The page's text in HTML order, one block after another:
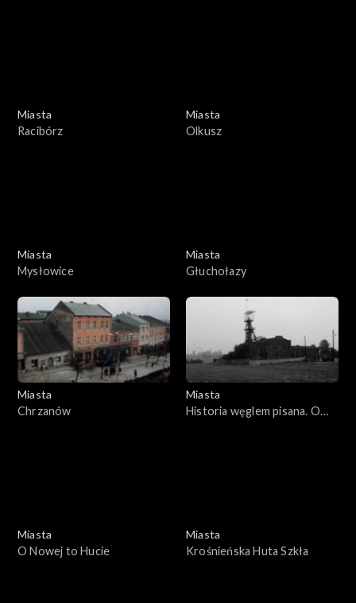
Miasta
Racibórz
Miasta
Olkusz
Miasta
Mysłowice
Miasta
Głuchołazy
Miasta
Chrzanów
Miasta
Historia węglem pisana. O
Miasta
O Nowej to Hucie
Miasta
Krośnieńska Huta Szkła